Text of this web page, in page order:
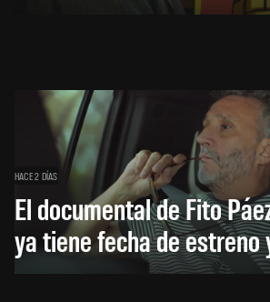
HACE 2 DÍAS
El documental de Fito
ya tiene fecha de